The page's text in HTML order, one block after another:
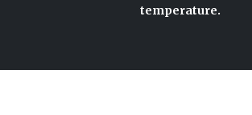
temperature.